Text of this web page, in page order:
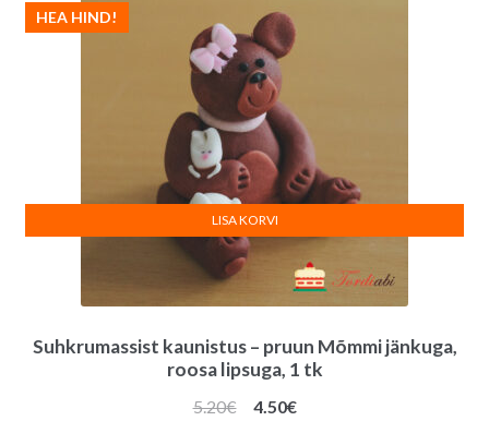
Suhkrumassist kaunistus – pruun Mõmmi jänkuga,
roosa lipsuga, 1 tk
HEA HIND!
5.20€
Algne
4.50€Praegune
LISA KORVI